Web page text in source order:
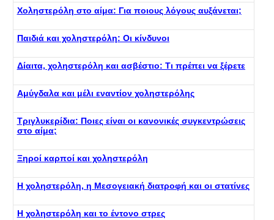
Χοληστερόλη στο αίμα: Για ποιους λόγους αυξάνεται;
Παιδιά και χοληστερόλη: Οι κίνδυνοι
Δίαιτα, χοληστερόλη και ασβέστιο: Τι πρέπει να ξέρετε
Αμύγδαλα και μέλι εναντίον χοληστερόλης
Τριγλυκερίδια: Ποιες είναι οι κανονικές συγκεντρώσεις
στο αίμα;
Ξηροί καρποί και χοληστερόλη
Η χοληστερόλη, η Μεσογειακή διατροφή και οι στατίνες
Η χοληστερόλη και το έντονο στρες